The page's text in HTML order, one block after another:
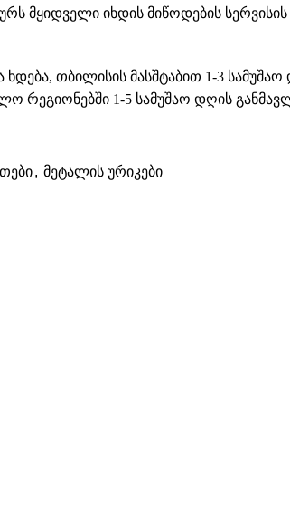
მყიდველი იხდის მიწოდების
თბილისის მასშტაბით 1-3 სამუშაო
რეგიონებში 1-5 სამუშაო დღის
, მეტალის ურიკები